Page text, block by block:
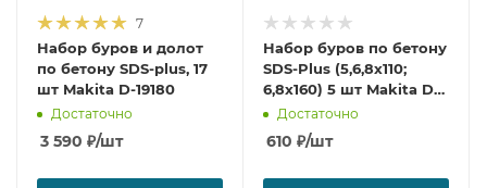
7
Набор буров и долот
по бетону SDS-plus, 17
шт Makita D-19180
Достаточно
3 590 ₽/шт
Набор буров по бетону
SDS-Plus (5,6,8x110;
6,8x160) 5 шт Makita D-
00795
Достаточно
610 ₽/шт